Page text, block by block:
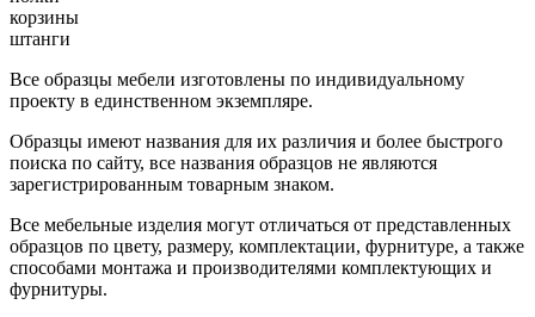
корзины
штанги
Все образцы мебели изготовлены по индивидуальному
проекту в единственном экземпляре.
Образцы имеют названия для их различия и более быстрого
поиска по сайту, все названия образцов не являются
зарегистрированным товарным знаком.
Все мебельные изделия могут отличаться от представленных
образцов по цвету, размеру, комплектации, фурнитуре, а также
способами монтажа и производителями комплектующих и
фурнитуры.